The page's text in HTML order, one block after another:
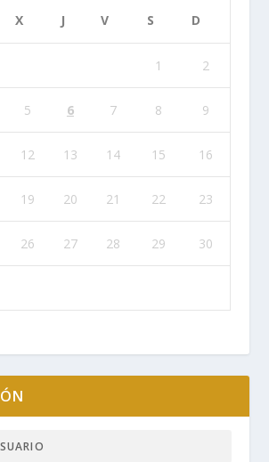
X J V S D
1 2
5 6 7 8 9
12 13 14 15 16
19 20 21 22 23
26 27 28 29 30